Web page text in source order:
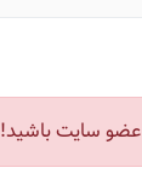
عضو سایت باشید!